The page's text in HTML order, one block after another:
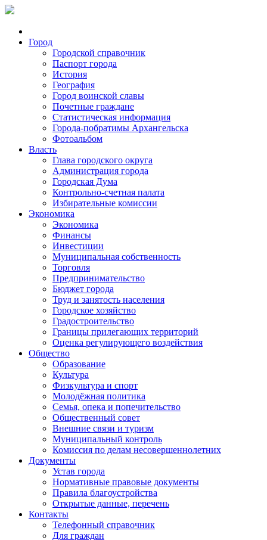
Город
Городской справочник
Паспорт города
История
География
Город воинской славы
Почетные граждане
Статистическая информация
Города-побратимы Архангельска
Фотоальбом
Власть
Глава городского округа
Администрация города
Городская Дума
Контрольно-счетная палата
Избирательные комиссии
Экономика
Экономика
Финансы
Инвестиции
Муниципальная собственность
Торговля
Предпринимательство
Бюджет города
Труд и занятость населения
Городское хозяйство
Градостроительство
Границы прилегающих территорий
Оценка регулирующего воздействия
Общество
Образование
Культура
Физкультура и спорт
Молодёжная политика
Семья, опека и попечительство
Общественный совет
Внешние связи и туризм
Муниципальный контроль
Комиссия по делам несовершеннолетних
Документы
Устав города
Нормативные правовые документы
Правила благоустройства
Открытые данные, перечень
Контакты
Телефонный справочник
Для граждан